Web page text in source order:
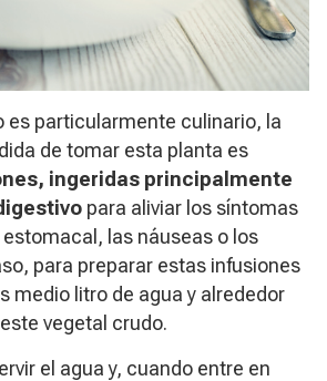
es particularmente culinario, la
de tomar esta planta es
ingeridas principalmente
para aliviar los síntomas
las náuseas o los
para preparar estas infusiones
medio litro de agua y alrededor
vegetal crudo.
el agua y, cuando entre en